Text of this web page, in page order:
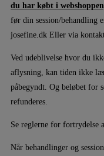
du har købt i
før din session/behandling
josefine.dk Eller via
Ved udeblivelse hvor du
aflysning, kan tiden ikke
påbegyndt. Og beløbet for
refunderes.
Se reglerne for fortrydelse
Når behandlinger og